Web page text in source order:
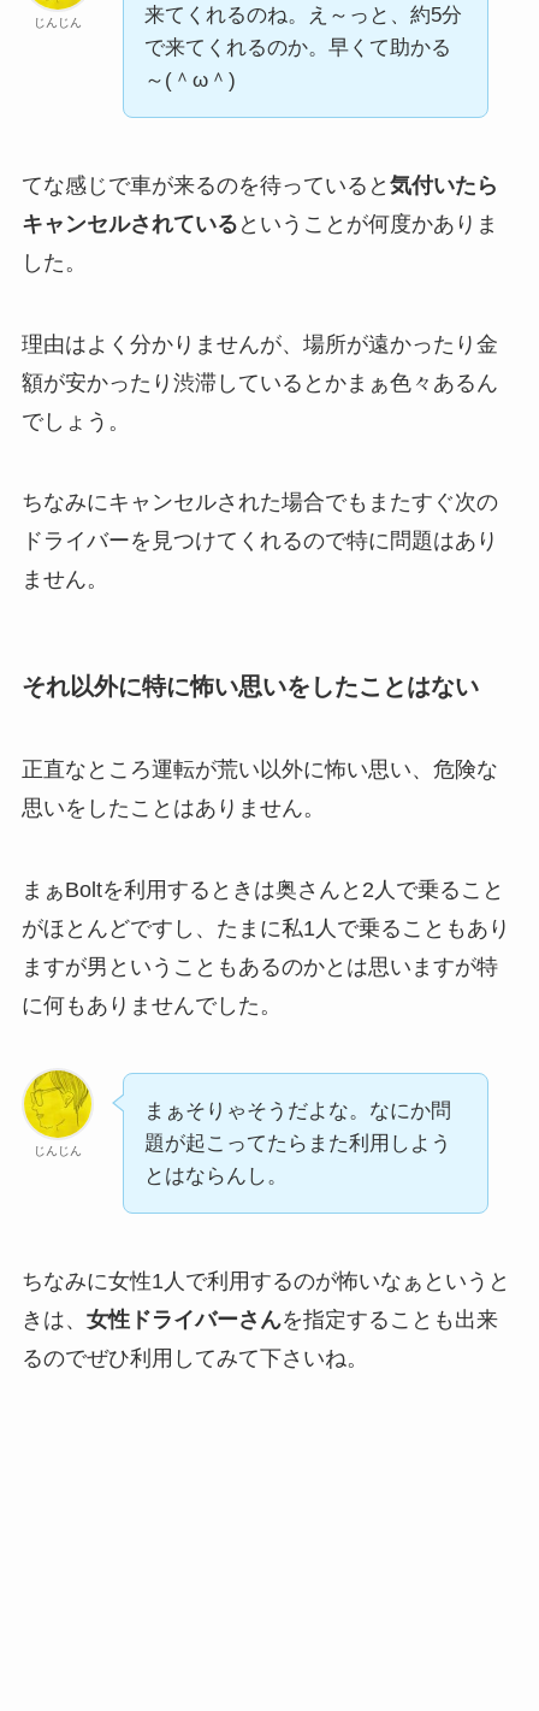
じんじん
来てくれるのね。え～っと、約5分
で来てくれるのか。早くて助かる
～(＾ω＾)
てな感じで車が来るのを待っていると 気付いたら
キャンセルされている ということが何度かありま
した。
理由はよく分かりませんが、場所が遠かったり金
額が安かったり渋滞しているとかまぁ色々あるん
でしょう。
ちなみにキャンセルされた場合でもまたすぐ次の
ドライバーを見つけてくれるので特に問題はあり
ません。
それ以外に特に怖い思いをしたことはない
正直なところ運転が荒い以外に怖い思い、危険な
思いをしたことはありません。
まぁBoltを利用するときは奥さんと2人で乗ること
がほとんどですし、たまに私1人で乗ることもあり
ますが男ということもあるのかとは思いますが特
に何もありませんでした。
じんじん
まぁそりゃそうだよな。なにか問
題が起こってたらまた利用しよう
とはならんし。
ちなみに女性1人で利用するのが怖いなぁというと
きは、 女性ドライバーさんを指定することも出来
るのでぜひ利用してみて下さいね。